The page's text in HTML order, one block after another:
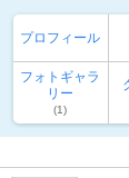
プロフィール
フォトギャラ
リー
(1)